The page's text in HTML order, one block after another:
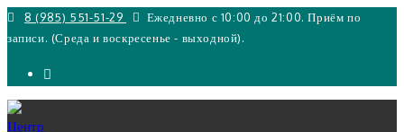
Перейти
к
содержимому
8 (985) 551-51-29
Ежедневно с 10:00 до 21:00. Приём по
записи. (Среда и воскресенье - выходной).